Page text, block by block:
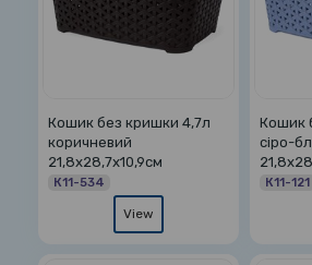
Кошик без кришки 4,7л
коричневий
21,8х28,7х10,9см
К11-534
View
Кошик
сіро-
К11-121